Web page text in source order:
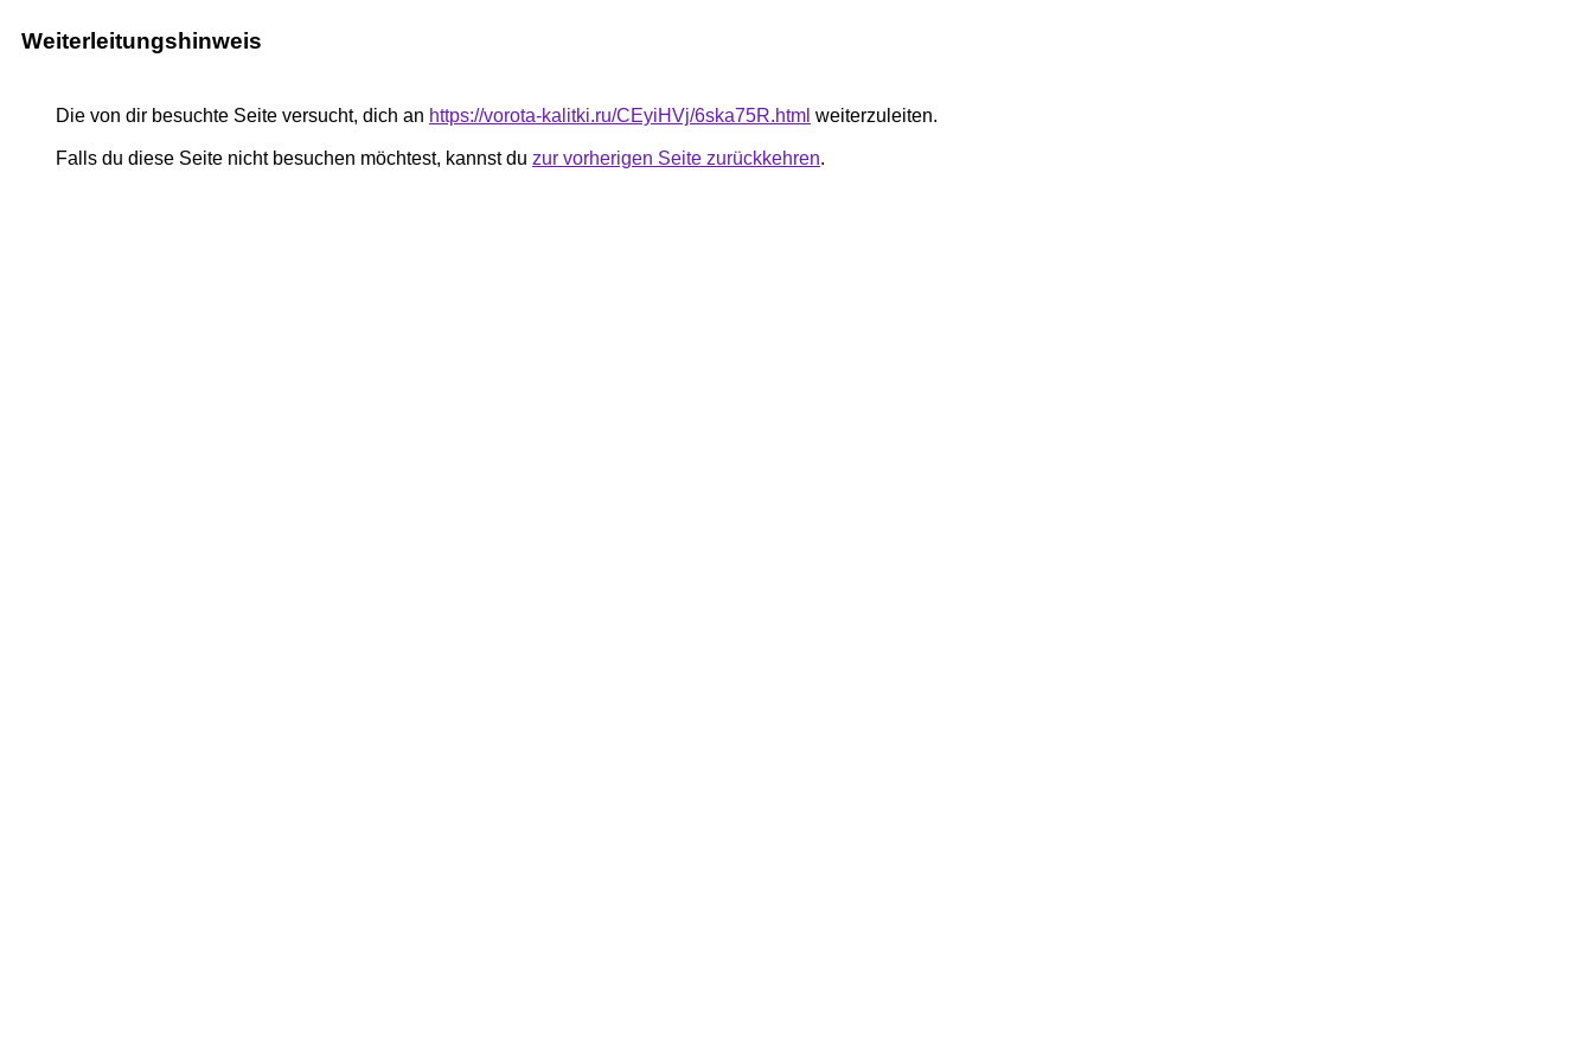
Weiterleitungshinweis
Die von dir besuchte Seite versucht, dich an https://vorota-kalitki.ru/CEyiHVj/6ska75R.html weiterzuleiten.
Falls du diese Seite nicht besuchen möchtest, kannst du zur vorherigen Seite zurückkehren.